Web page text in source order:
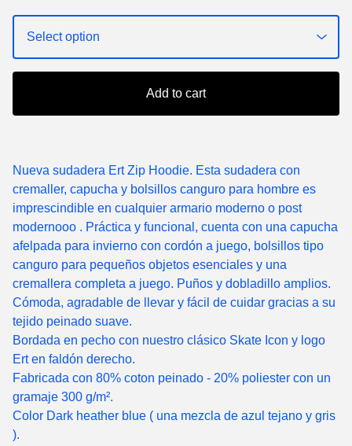
Add to cart
Nueva sudadera Ert Zip Hoodie. Esta sudadera con
cremaller, capucha y bolsillos canguro para hombre es
imprescindible en cualquier armario moderno o post
modernooo . Práctica y funcional, cuenta con una capucha
afelpada para invierno con cordón a juego, bolsillos tipo
canguro para pequeños objetos esenciales y una
cremallera completa a juego. Puños y dobladillo amplios.
Cómoda, agradable de llevar y fácil de cuidar gracias a su
tejido peinado suave.
Bordada en pecho con nuestro clásico Skate Icon y logo
Ert en faldón derecho.
Fabricada con 80% coton peinado - 20% poliester con un
gramaje 300 g/m².
Color Dark heather blue ( una mezcla de azul tejano y gris
).